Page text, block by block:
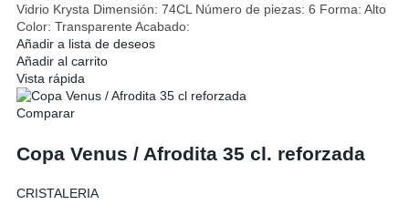
Vidrio Krysta Dimensión: 74CL Número de piezas: 6 Forma: Alto
Color: Transparente Acabado:
Añadir a lista de deseos
Añadir al carrito
Vista rápida
Comparar
Copa Venus / Afrodita 35 cl. reforzada
CRISTALERIA